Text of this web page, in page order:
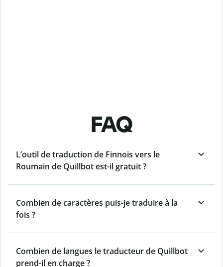
FAQ
L’outil de traduction de Finnois vers le
Roumain de Quillbot est-il gratuit ?
Combien de caractères puis-je traduire à la
fois ?
Combien de langues le traducteur de Quillbot
prend-il en charge ?